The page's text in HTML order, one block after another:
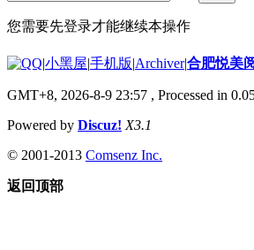
您需要先登录才能继续本操作
|小黑屋|手机版|Archiver|合肥悦美
GMT+8, 2026-8-9 23:57 , Processed in
Powered by Discuz! X3.1
© 2001-2013 Comsenz Inc.
返回顶部